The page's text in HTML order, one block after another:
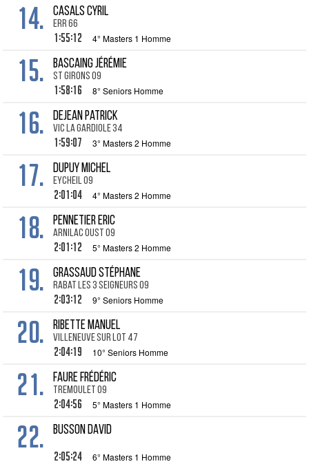
14. CASALS Cyril
Err 66
1:55:12 4° Masters 1 Homme
15. BASCAING Jérémie
St Girons 09
1:58:16 8° Seniors Homme
16. DEJEAN Patrick
Vic la Gardiole 34
1:59:07 3° Masters 2 Homme
17. DUPUY Michel
Eycheil 09
2:01:04 4° Masters 2 Homme
18. PENNETIER Eric
Arnilac Oust 09
2:01:12 5° Masters 2 Homme
19. GRASSAUD Stéphane
Rabat les 3 Seigneurs 09
2:03:12 9° Seniors Homme
20. RIBETTE Manuel
Villeneuve sur Lot 47
2:04:19 10° Seniors Homme
21. FAURE Frédéric
Tremoulet 09
2:04:56 5° Masters 1 Homme
22. BUSSON David
2:05:24 6° Masters 1 Homme